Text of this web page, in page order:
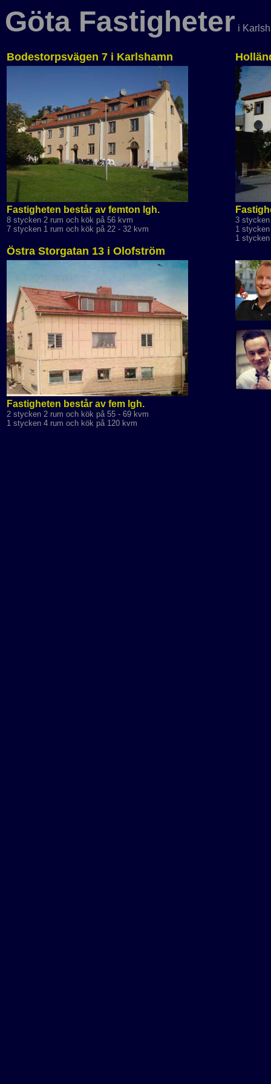
Göta Fastigheter i
Bodestorpsvägen 7 i Karlshamn
Fastigheten består av femton lgh.
8 stycken 2 rum och kök på 56 kvm
7 stycken 1 rum och kök på 22 - 32 kvm
3
1
1
Östra Storgatan 13 i Olofström
Fastigheten består av fem lgh.
2 stycken 2 rum och kök på 55 - 69 kvm
1 stycken 4 rum och kök på 120 kvm